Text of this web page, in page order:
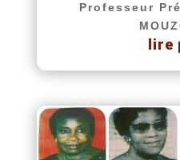
Professeur
lire